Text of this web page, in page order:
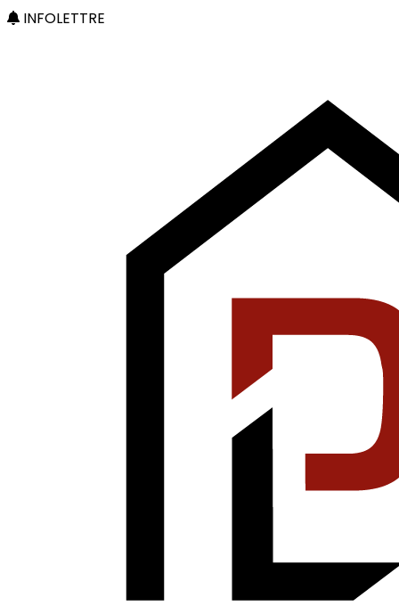
INFOLETTRE